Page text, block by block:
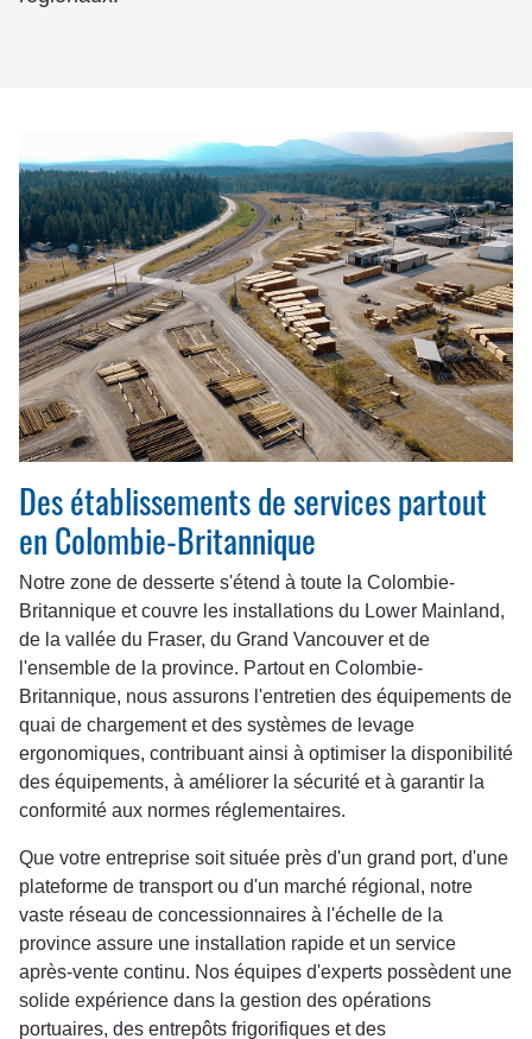
Des établissements de services partout
en Colombie-Britannique
Notre zone de desserte s'étend à toute la Colombie-
Britannique et couvre les installations du Lower Mainland,
de la vallée du Fraser, du Grand Vancouver et de
l'ensemble de la province. Partout en Colombie-
Britannique, nous assurons l'entretien des équipements de
quai de chargement et des systèmes de levage
ergonomiques, contribuant ainsi à optimiser la disponibilité
des équipements, à améliorer la sécurité et à garantir la
conformité aux normes réglementaires.
Que votre entreprise soit située près d'un grand port, d'une
plateforme de transport ou d'un marché régional, notre
vaste réseau de concessionnaires à l'échelle de la
province assure une installation rapide et un service
après-vente continu. Nos équipes d'experts possèdent une
solide expérience dans la gestion des opérations
portuaires, des entrepôts frigorifiques et des